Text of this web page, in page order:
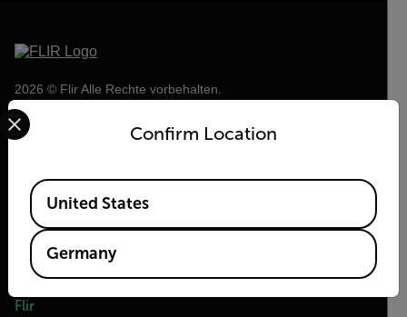
2026 © Flir Alle Rechte vorbehalten.
Flir
Confirm Location
Select your preferred country and language from the
Available Locations
United States
Germany